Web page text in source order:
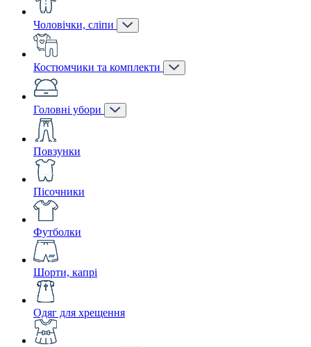
Чоловічки, сліпи
Костюмчики та комплекти
Головні убори
Повзунки
Пісочники
Футболки
Шорти, капрі
Одяг для хрещення